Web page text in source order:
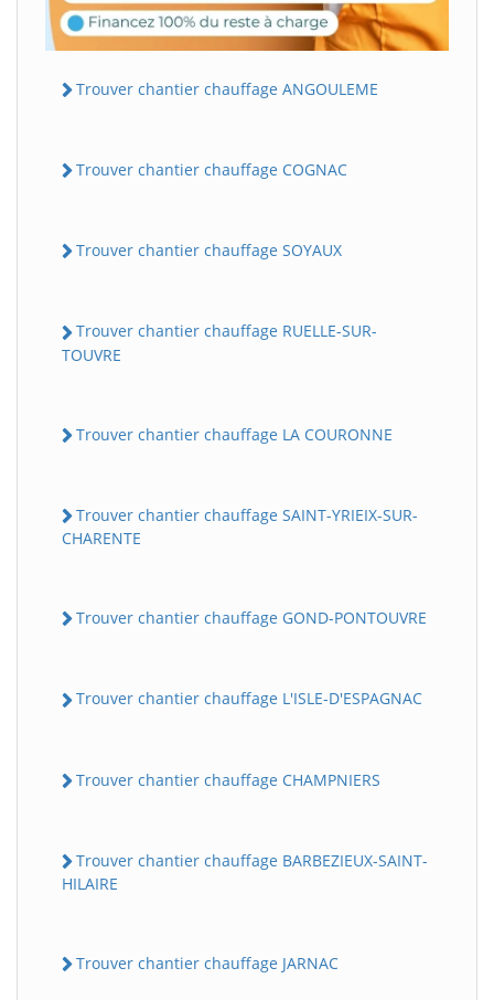
Trouver chantier chauffage ANGOULEME
Trouver chantier chauffage COGNAC
Trouver chantier chauffage SOYAUX
Trouver chantier chauffage RUELLE-SUR-
TOUVRE
Trouver chantier chauffage LA COURONNE
Trouver chantier chauffage SAINT-YRIEIX-SUR-
CHARENTE
Trouver chantier chauffage GOND-PONTOUVRE
Trouver chantier chauffage L'ISLE-D'ESPAGNAC
Trouver chantier chauffage CHAMPNIERS
Trouver chantier chauffage BARBEZIEUX-SAINT-
HILAIRE
Trouver chantier chauffage JARNAC